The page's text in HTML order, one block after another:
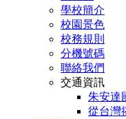
學校簡介
校園景色
校務規則
分機號碼
聯絡我們
交通資訊
朱安達
從台灣